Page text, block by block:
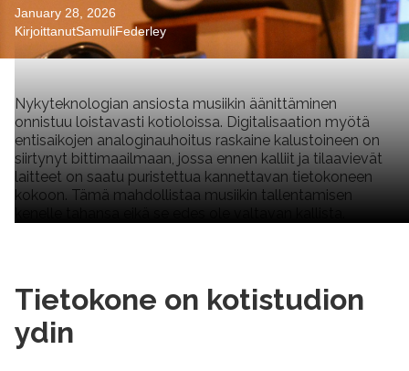
January 28, 2026
KirjoittanutSamuliFederley
Nykyteknologian ansiosta musiikin äänittäminen
onnistuu loistavasti kotioloissa. Digitalisaation myötä
entisaikojen analoginauhoitus raskaine kalustoineen on
siirtynyt bittimaailmaan, jossa ennen kalliit ja tilaavievät
laitteet on saatu puristettua kannettavan tietokoneen
kokoon. Tämä mahdollistaa musiikin tallentamisen
Tietokone on kotistudion
ydin